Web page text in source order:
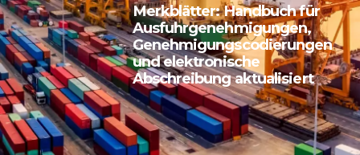
Merkblätter: Handbuch für
Ausfuhrgenehmigungen,
Genehmigungscodierungen
und elektronische
Abschreibung aktualisiert